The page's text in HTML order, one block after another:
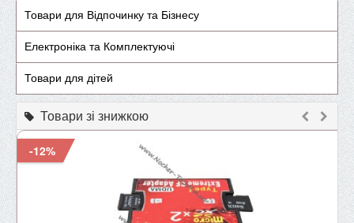
Товари для Відпочинку та Бізнесу
Електроніка та Комплектуючі
Товари для дітей
Товари зі знижкою
-12%